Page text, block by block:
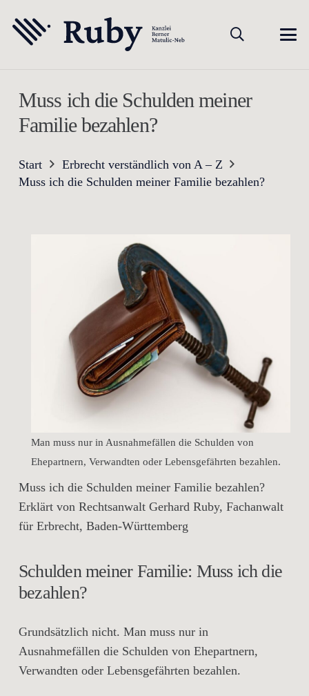
Muss ich die Schulden meiner
Familie bezahlen?
Start
Erbrecht verständlich von A – Z
Muss ich die Schulden meiner Familie bezahlen?
Man muss nur in Ausnahmefällen die Schulden von
Ehepartnern, Verwandten oder Lebensgefährten bezahlen.
Muss ich die Schulden meiner Familie bezahlen?
Erklärt von Rechtsanwalt Gerhard Ruby, Fachanwalt
für Erbrecht, Baden-Württemberg
Schulden meiner Familie: Muss ich die
bezahlen?
Grundsätzlich nicht. Man muss nur in
Ausnahmefällen die Schulden von Ehepartnern,
Verwandten oder Lebensgefährten bezahlen.